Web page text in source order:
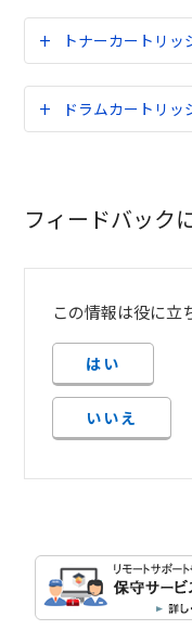
トナーカートリッ
ドラムカートリッ
フィードバック
この情報は役に立
はい
いいえ